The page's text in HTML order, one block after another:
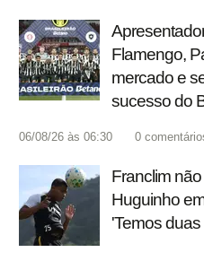
Flamengo,
mercado e
sucesso do
06/08/26 às 06:30 0
Franclim
Huguinho
'Temos